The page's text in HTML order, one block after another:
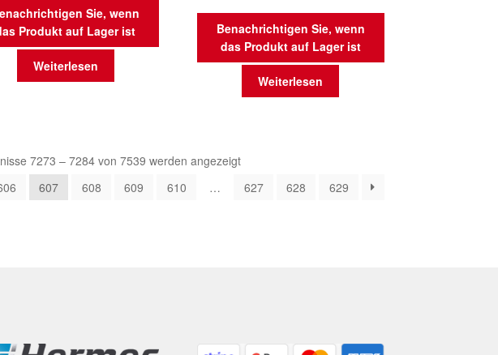
Sie, wenn
Produkt auf Lager ist
Weiterlesen
Benachrichtigen Sie, wenn
das Produkt auf Lager ist
Weiterlesen
7273 – 7284 von 7539 werden angezeigtNach
sortiert
607 608 609 610 … 627 628 629